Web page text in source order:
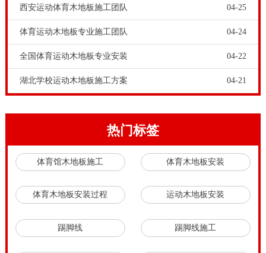
对路面的摩擦阻力有规定，不可以太涩也不可以太滑
等。这种平时大家不容易注意到的、看起来无关痛痒的
难题，经常会危害运队友场中的充分发挥，危害赛果。
运动木地板市场有许多运动木地板商家，以下几类运动
生产业务庞杂的运动木地板厂家；没有品牌，只是仿冒
外国体育运动木地板品牌贴牌生产的运动木地板厂家。
这些运动木地板厂家，要么产品质量不够，要么没有专
业的安装和售后。健身运动木地板销售市场上健身运动
木地板的价钱又怎样呢？健身运动木地板技术工程师强
调，真真正正专业的的实木板健身运动地板价格较价格
西安运动体育木地板施工团队 04-25
体育运动木地板专业施工团队 04-24
全国体育运动木地板专业安装 04-22
湖北学校运动木地板施工方案 04-21
热门标签
体育馆木地板施工 体育木地板安装
体育木地板安装过程 运动木地板安装
踢脚线 踢脚线施工